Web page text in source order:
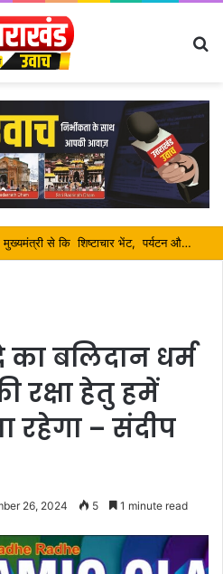
सतपाल महाराज की राजस्थान के मुख्यमंत्री से कि शिष्टाचार भेंट, पर्यटन और सांस्कृतिक गतिविधियों के विषय में विस्तार पर हुई चर्चा
का बलिदान धर्म
रक्षा हेतु हमें
रहेगा – संदीप
26, 2024 5 1 minute read